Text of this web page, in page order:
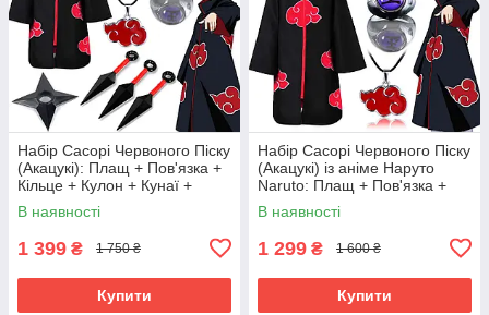
Набір Сасорі Червоного Піску
(Акацукі): Плащ + Пов'язка +
Кільце + Кулон + Кунаї +
Сюрікен
В наявності
1 399 ₴ 1 750 ₴
Купити
Набір Сасорі Червоного Піску
(Акацукі) із аніме Наруто
Naruto: Плащ + Пов'язка +
Кільце | КОСПЛЕЙ SASORI
В наявності
1 299 ₴ 1 600 ₴
Купити